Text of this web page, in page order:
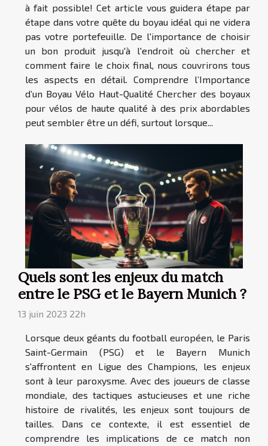
à fait possible! Cet article vous guidera étape par
étape dans votre quête du boyau idéal qui ne videra
pas votre portefeuille. De l'importance de choisir
un bon produit jusqu'à l'endroit où chercher et
comment faire le choix final, nous couvrirons tous
les aspects en détail. Comprendre l’Importance
d’un Boyau Vélo Haut-Qualité Chercher des boyaux
pour vélos de haute qualité à des prix abordables
peut sembler être un défi, surtout lorsque...
Quels sont les enjeux du match
entre le PSG et le Bayern Munich ?
13 juin 2023 22h
Lorsque deux géants du football européen, le Paris
Saint-Germain (PSG) et le Bayern Munich
s'affrontent en Ligue des Champions, les enjeux
sont à leur paroxysme. Avec des joueurs de classe
mondiale, des tactiques astucieuses et une riche
histoire de rivalités, les enjeux sont toujours de
tailles. Dans ce contexte, il est essentiel de
comprendre les implications de ce match non